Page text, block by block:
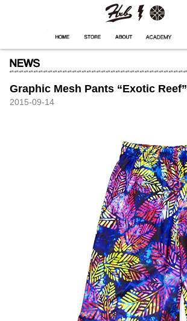
Graphic Mesh Pants “Exotic Reef”
2015-09-14